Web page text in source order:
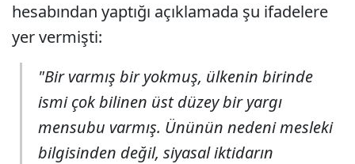
hesabından yaptığı açıklamada şu ifadelere
yer vermişti:
"Bir varmış bir yokmuş, ülkenin birinde
ismi çok bilinen üst düzey bir yargı
mensubu varmış. Ününün nedeni mesleki
bilgisinden değil, siyasal iktidarın